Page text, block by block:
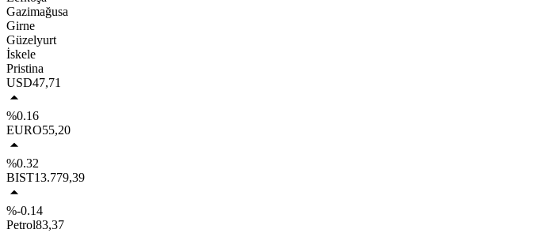
Gazimağusa
Girne
Güzelyurt
İskele
Pristina
USD47,71
%0.16
EURO55,20
%0.32
BIST13.779,39
%-0.14
Petrol83,37